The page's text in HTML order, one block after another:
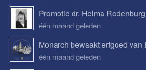
één maand geleden
één maand geleden